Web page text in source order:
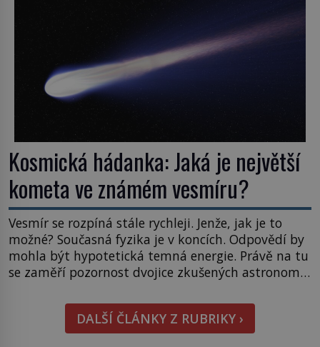
napovídá, kde bychom jednou […]
Kosmická hádanka: Jaká je největší
kometa ve známém vesmíru?
Vesmír se rozpíná stále rychleji. Jenže, jak je to
možné? Současná fyzika je v koncích. Odpovědí by
mohla být hypotetická temná energie. Právě na tu
se zaměří pozornost dvojice zkušených astronomů.
hmatatelnějšího. Naprosto rekordní kometu!
Astronomové Pedro Bernardinelli a Gary Bernstein
mravenčí prací zkoumají archivní snímky v rámci
DALŠÍ ČLÁNKY Z RUBRIKY ›